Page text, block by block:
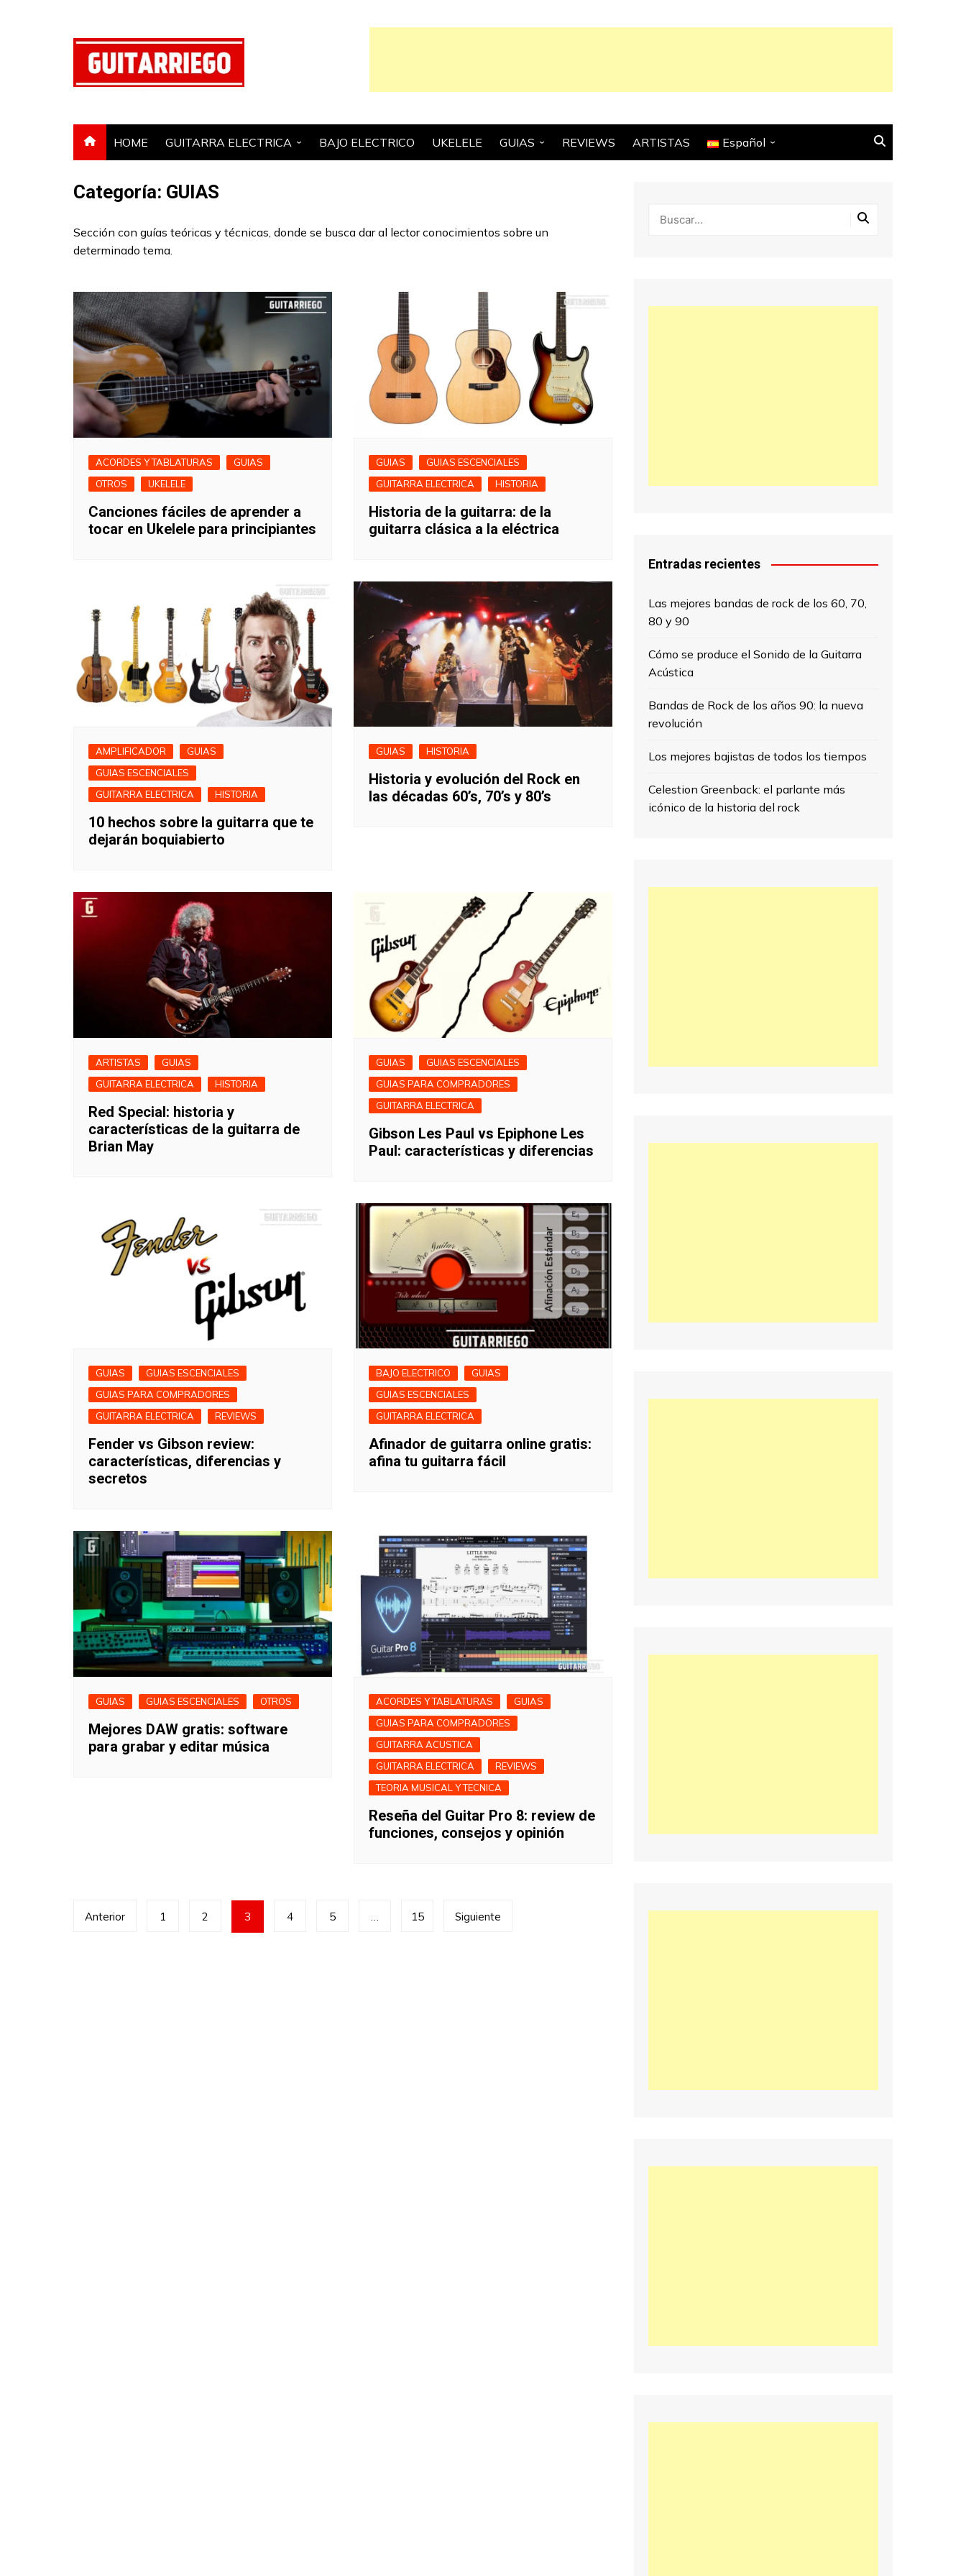
HOME GUITARRA ELECTRICA
AMPLIFICADOR
BAJO ELECTRICO UKELELE GUIAS
COMPRADORES
ACORDES Y
TABLATURAS
REVIEWS ARTISTAS Español
Categoría: GUIAS
Sección con guías teóricas y técnicas, donde se busca dar al lector conocimientos sobre un
determinado tema.
ACORDES Y TABLATURAS
GUIAS
OTROS
UKELELE
Canciones fáciles de aprender a
tocar en Ukelele para principiantes
GUIAS
GUIAS ESCENCIALES
GUITARRA ELECTRICA
HISTORIA
Historia de la guitarra: de la
guitarra clásica a la eléctrica
AMPLIFICADOR
GUIAS
GUIAS ESCENCIALES
GUITARRA ELECTRICA
HISTORIA
10 hechos sobre la guitarra que te
dejarán boquiabierto
GUIAS HISTORIA
Historia y evolución del Rock en
las décadas 60’s, 70’s y 80’s
ARTISTAS
GUIAS
GUITARRA ELECTRICA
HISTORIA
Red Special: historia y
características de la guitarra de
Brian May
GUIAS
GUIAS ESCENCIALES
GUIAS PARA COMPRADORES
GUITARRA ELECTRICA
Gibson Les Paul vs Epiphone Les
Paul: características y diferencias
GUIAS
GUIAS ESCENCIALES
GUIAS PARA COMPRADORES
GUITARRA ELECTRICA
REVIEWS
Fender vs Gibson review:
características, diferencias y
secretos
BAJO ELECTRICO
GUIAS
GUIAS ESCENCIALES
GUITARRA ELECTRICA
Afinador de guitarra online gratis:
afina tu guitarra fácil
GUIAS GUIAS ESCENCIALES OTROS
Mejores DAW gratis: software
para grabar y editar música
ACORDES Y TABLATURAS
GUIAS
GUIAS PARA COMPRADORES
GUITARRA ACUSTICA
GUITARRA ELECTRICA
REVIEWS
TEORIA MUSICAL Y TECNICA
Reseña del Guitar Pro 8: review de
funciones, consejos y opinión
Paginación
Anterior 1 2 3 4 5 15 Siguiente
Entradas recientes
Las mejores bandas de rock de los 60, 70,
80 y 90
Cómo se produce el Sonido de la Guitarra
Acústica
Bandas de Rock de los años 90: la nueva
revolución
Los mejores bajistas de todos los tiempos
Celestion Greenback: el parlante más
icónico de la historia del rock